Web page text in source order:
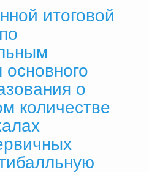
итоговой
о
количестве